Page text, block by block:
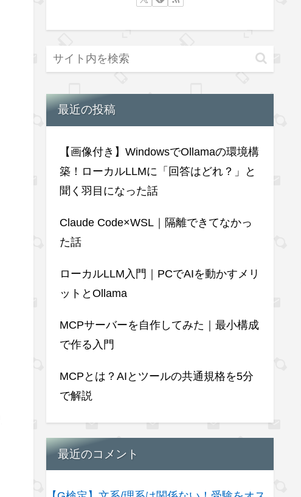
最近の投稿
【画像付き】WindowsでOllamaの環境構
築！ローカルLLMに「回答はどれ？」と
聞く羽目になった話
Claude Code×WSL｜隔離できてなかっ
た話
ローカルLLM入門｜PCでAIを動かすメリ
ットとOllama
MCPサーバーを自作してみた｜最小構成
で作る入門
MCPとは？AIとツールの共通規格を5分
で解説
最近のコメント